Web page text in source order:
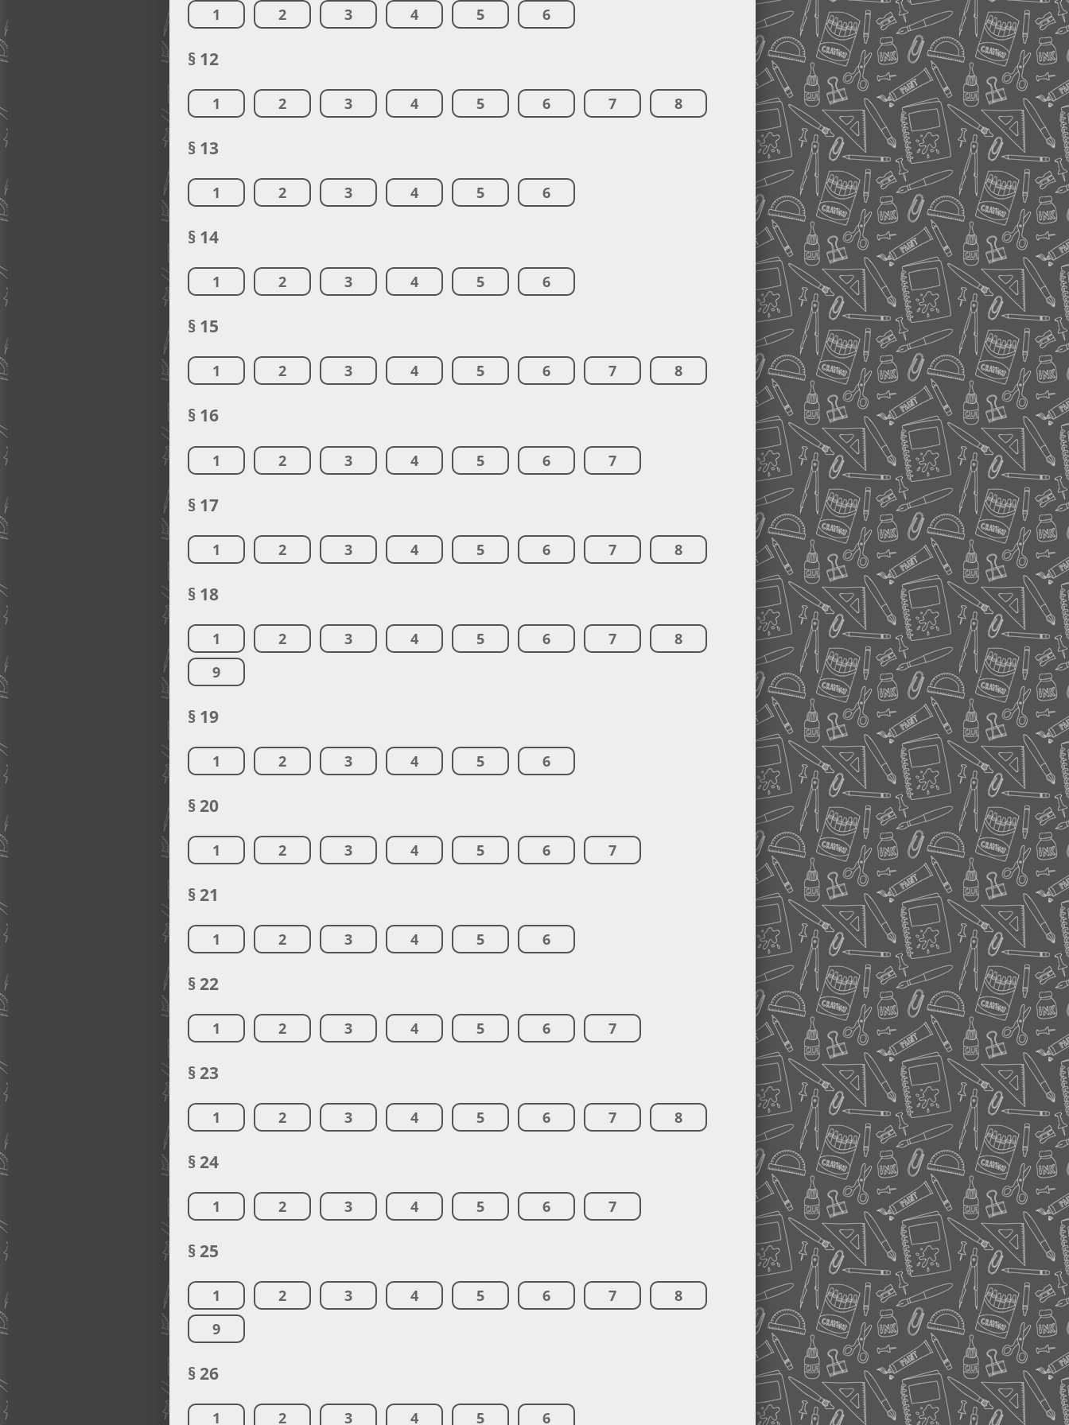
1 2 3 4 5 6
§ 12
1 2 3 4 5 6 7 8
§ 13
1 2 3 4 5 6
§ 14
1 2 3 4 5 6
§ 15
1 2 3 4 5 6 7 8
§ 16
1 2 3 4 5 6 7
§ 17
1 2 3 4 5 6 7 8
§ 18
1 2 3 4 5 6 7
8
9
§ 19
1 2 3 4 5 6
§ 20
1 2 3 4 5 6 7
§ 21
1 2 3 4 5 6
§ 22
1 2 3 4 5 6 7
§ 23
1 2 3 4 5 6 7 8
§ 24
1 2 3 4 5 6 7
§ 25
1 2 3 4 5 6 7
8
9
§ 26
1 2 3 4 5 6